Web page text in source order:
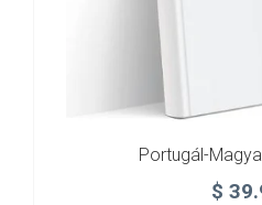
Portugál-
$